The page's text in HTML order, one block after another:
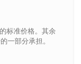
标准价格。其余
一部分承担。